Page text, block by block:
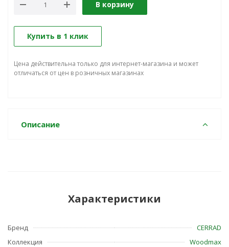
В корзину
Купить в 1 клик
Цена действительна только для интернет-магазина и может
отличаться от цен в розничных магазинах
Описание
Характеристики
Бренд
CERRAD
Коллекция
Woodmax